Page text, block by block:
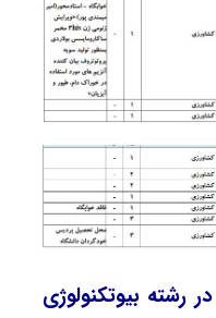
رشته بیوتکنولوژی